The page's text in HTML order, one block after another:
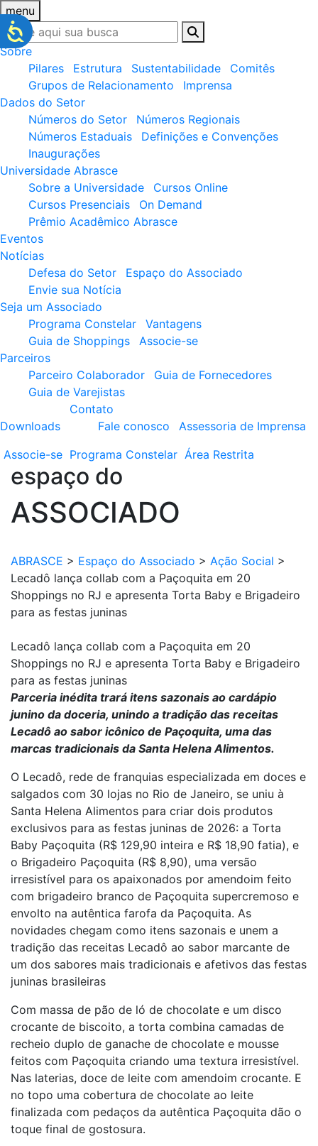
menu
Sobre
Pilares
Estrutura Sustentabilidade
Comitês
Grupos de Relacionamento
Imprensa
Dados do Setor
Números do Setor
Números Regionais
Números Estaduais
Definições e Convenções
Inaugurações
Universidade Abrasce
Sobre a Universidade
Cursos Online
Cursos Presenciais
On Demand
Prêmio Acadêmico Abrasce
Eventos
Notícias
Defesa do Setor
Espaço do Associado
Envie sua Notícia
Seja um Associado
Programa Constelar
Vantagens
Guia de Shoppings
Associe-se
Parceiros
Parceiro Colaborador
Guia de Fornecedores
Guia de Varejistas
Downloads
Contato
Fale conosco
Assessoria de Imprensa
Associe-se Programa Constelar Área Restrita
espaço do
ASSOCIADO
ABRASCE > Espaço do Associado > Ação Social >
Lecadô lança collab com a Paçoquita em 20
Shoppings no RJ e apresenta Torta Baby e Brigadeiro
para as festas juninas
Lecadô lança collab com a Paçoquita em 20
Shoppings no RJ e apresenta Torta Baby e Brigadeiro
para as festas juninas
Parceria inédita trará itens sazonais ao cardápio
junino da doceria, unindo a tradição das receitas
Lecadô ao sabor icônico de Paçoquita, uma das
marcas tradicionais da Santa Helena Alimentos.
O Lecadô, rede de franquias especializada em doces e
salgados com 30 lojas no Rio de Janeiro, se uniu à
Santa Helena Alimentos para criar dois produtos
exclusivos para as festas juninas de 2026: a Torta
Baby Paçoquita (R$ 129,90 inteira e R$ 18,90 fatia), e
o Brigadeiro Paçoquita (R$ 8,90), uma versão
irresistível para os apaixonados por amendoim feito
com brigadeiro branco de Paçoquita supercremoso e
envolto na autêntica farofa da Paçoquita. As
novidades chegam como itens sazonais e unem a
tradição das receitas Lecadô ao sabor marcante de
um dos sabores mais tradicionais e afetivos das festas
juninas brasileiras
Com massa de pão de ló de chocolate e um disco
crocante de biscoito, a torta combina camadas de
recheio duplo de ganache de chocolate e mousse
feitos com Paçoquita criando uma textura irresistível.
Nas laterias, doce de leite com amendoim crocante. E
no topo uma cobertura de chocolate ao leite
finalizada com pedaços da autêntica Paçoquita dão o
toque final de gostosura.